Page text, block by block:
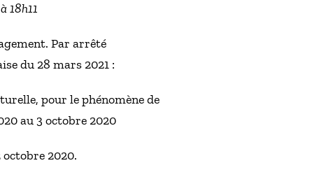
18h11
Par arrêté
du 28 mars 2021 :
pour le phénomène de
au 3 octobre 2020
octobre 2020.